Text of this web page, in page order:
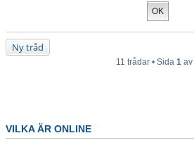
Ny tråd
11 trådar • Sida 1av
VILKA ÄR ONLINE